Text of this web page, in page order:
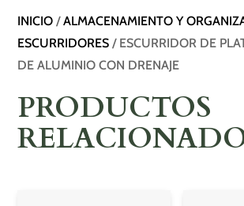
INICIO /ALMACENAMIENTO Y
ESCURRIDORES / ESCURRIDOR DE
DE ALUMINIO CON DRENAJE
PRODUCTOS